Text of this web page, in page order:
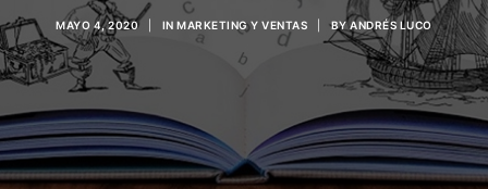
MAYO 4, 2020 INMARKETING Y VENTAS BYANDRÉS LUCO